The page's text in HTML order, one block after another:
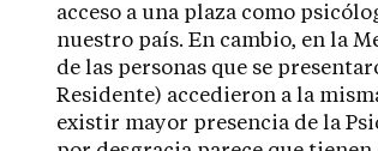
acceso a una plaza como
nuestro país. En cambio, en la
de las personas que se
Residente) accedieron a la
existir mayor presencia de la